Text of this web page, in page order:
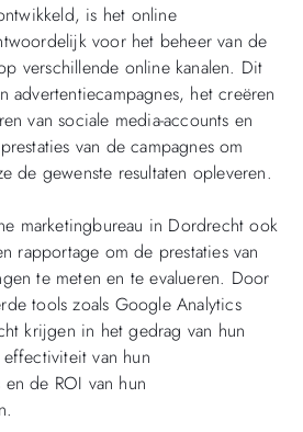
is het online
voor het beheer van de
verschillende online kanalen. Dit
advertentiecampagnes, het creëren
van sociale media-accounts en
van de campagnes om
de gewenste resultaten opleveren.
marketingbureau in Dordrecht ook
rapportage om de prestaties van
te meten en te evalueren. Door
tools zoals Google Analytics
krijgen in het gedrag van hun
van hun
de ROI van hun